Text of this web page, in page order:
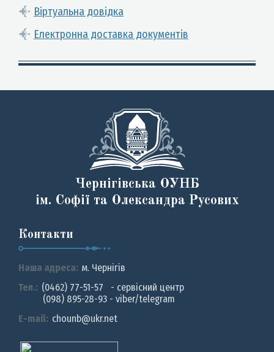
Віртуальна довідка
Електронна доставка документів
Чернігівська ОУНБ
ім. Софії та Олександра Русових
Контакти
Наша адреса: м. Чернiгiв
Тел.: (0462) 77-51-57 - сервісний центр
(098) 895-28-93 - viber/telegram
E-mail: chounb@ukr.net